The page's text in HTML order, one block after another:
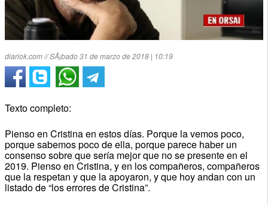
diariok.com // SÃ¡bado 31 de marzo de 2018 | 10:19
Texto completo:
Pienso en Cristina en estos días. Porque la vemos poco,
porque sabemos poco de ella, porque parece haber un
consenso sobre que sería mejor que no se presente en el
2019. Pienso en Cristina, y en los compañeros, compañeros
que la respetan y que la apoyaron, y que hoy andan con un
listado de “los errores de Cristina”.